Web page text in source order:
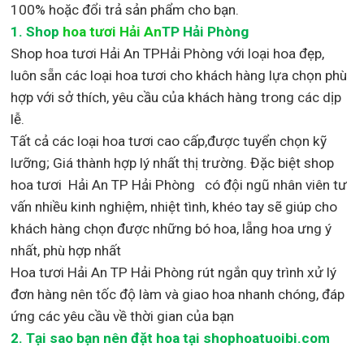
100% hoặc đổi trả sản phẩm cho bạn.
1.Shop hoa tươi Hải AnTP Hải Phòng
Shop hoa tươi Hải An TPHải Phòng với loại hoa đẹp,
luôn sẵn các loại hoa tươi cho khách hàng lựa chọn phù
hợp với sở thích, yêu cầu của khách hàng trong các dịp
lễ.
Tất cả các loại hoa tươi cao cấp,được tuyển chọn kỹ
lưỡng; Giá thành hợp lý nhất thị trường. Đặc biệt shop
hoa tươi Hải An TP Hải Phòng
có đội ngũ nhân viên tư
vấn nhiều kinh nghiệm, nhiệt tình, khéo tay sẽ giúp cho
khách hàng chọn được những bó hoa, lẵng hoa ưng ý
nhất, phù hợp nhất
Hoa tươi Hải An TP Hải Phòng rút ngắn quy trình xử lý
đơn hàng nên tốc độ làm và giao hoa nhanh chóng, đáp
ứng các yêu cầu về thời gian của bạn
2. Tại sao bạn nên đặt hoa tại shophoatuoibi.com